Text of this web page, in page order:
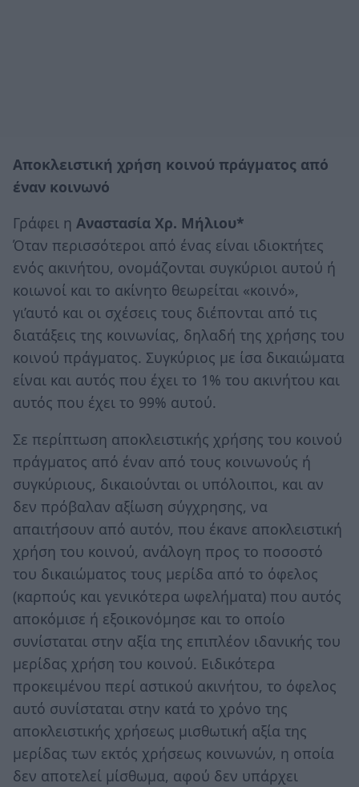
Αποκλειστική χρήση κοινού πράγματος από
έναν κοινωνό
Γράφει η Αναστασία Χρ. Μήλιου*
Όταν περισσότεροι από ένας είναι ιδιοκτήτες
ενός ακινήτου, ονομάζονται συγκύριοι αυτού ή
κοιωνοί και το ακίνητο θεωρείται «κοινό»,
γι’αυτό και οι σχέσεις τους διέπονται από τις
διατάξεις της κοινωνίας, δηλαδή της χρήσης του
κοινού πράγματος. Συγκύριος με ίσα δικαιώματα
είναι και αυτός που έχει το 1% του ακινήτου και
αυτός που έχει το 99% αυτού.
Σε περίπτωση αποκλειστικής χρήσης του κοινού
πράγματος από έναν από τους κοινωνούς ή
συγκύριους, δικαιούνται οι υπόλοιποι, και αν
δεν πρόβαλαν αξίωση σύγχρησης, να
απαιτήσουν από αυτόν, που έκανε αποκλειστική
χρήση του κοινού, ανάλογη προς το ποσοστό
του δικαιώματος τους μερίδα από το όφελος
(καρπούς και γενικότερα ωφελήματα) που αυτός
αποκόμισε ή εξοικονόμησε και το οποίο
συνίσταται στην αξία της επιπλέον ιδανικής του
μερίδας χρήση του κοινού. Ειδικότερα
προκειμένου περί αστικού ακινήτου, το όφελος
αυτό συνίσταται στην κατά το χρόνο της
αποκλειστικής χρήσεως μισθωτική αξία της
μερίδας των εκτός χρήσεως κοινωνών, η οποία
δεν αποτελεί μίσθωμα, αφού δεν υπάρχει